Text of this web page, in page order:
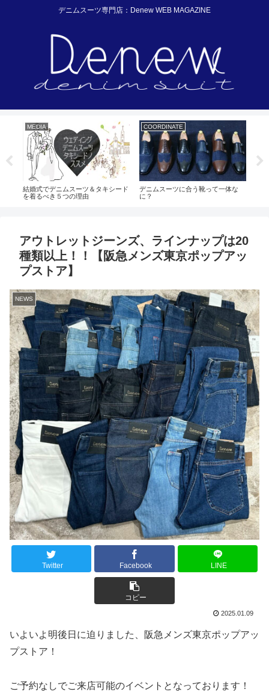
デニムスーツ専門店：Denew WEB MAGAZINE
MEDIA
結婚式でデニムスーツ＆タキシード
を着るべき５つの理由
COORDINATE
デニムスーツに合う靴って一体な
に？
アウトレットジーンズ、ラインナップは20
種類以上！！【阪急メンズ東京ポップアッ
プストア】
NEWS
Twitter Facebook LINE
コピー
2025.01.09
いよいよ明後日に迫りました、阪急メンズ東京ポップアッ
プストア！
ご予約なしでご来店可能のイベントとなっております！